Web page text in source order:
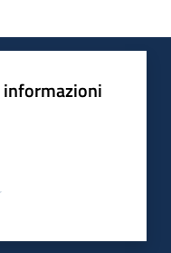
informazioni